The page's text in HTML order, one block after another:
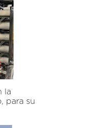
la
para su